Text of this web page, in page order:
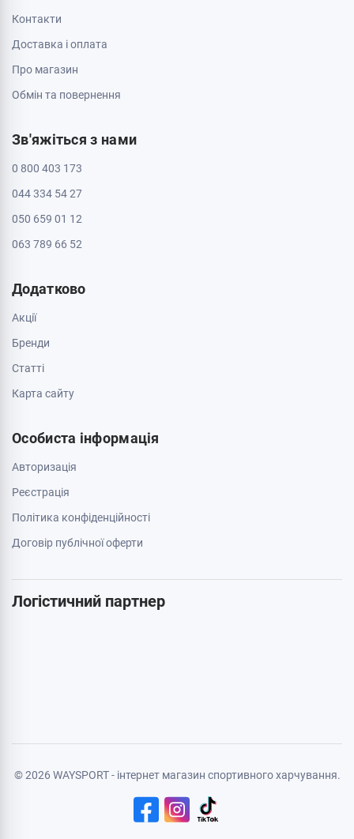
Контакти
Доставка і оплата
Про магазин
Обмін та повернення
Зв'яжіться з нами
0 800 403 173
044 334 54 27
050 659 01 12
063 789 66 52
Додатково
Акції
Бренди
Cтатті
Карта сайту
Особиста інформація
Авторизація
Реєстрація
Політика конфіденційності
Договір публічної оферти
Логістичний партнер
© 2026 WAYSPORT - інтернет магазин спортивного харчування.